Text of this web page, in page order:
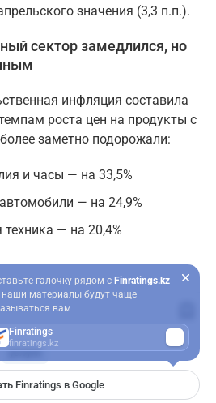
значения (3,3 п.п.).
сектор замедлился, но
инфляция составила
роста цен на продукты с
заметно подорожали:
и часы — на 33,5%
— на 24,9%
— на 20,4%
услуги
Finratings в Google
галочку рядом с Finratings.kz
материалы будут чаще
вам
Finratings
finratings.kz